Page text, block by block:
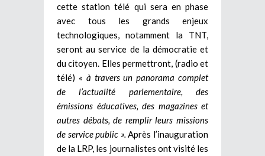
cette station télé qui sera en phase
avec tous les grands enjeux
technologiques, notamment la TNT,
seront au service de la démocratie et
du citoyen. Elles permettront, (radio et
télé) « à travers un panorama complet
de l’actualité parlementaire, des
émissions éducatives, des magazines et
autres débats, de remplir leurs missions
de service public ». Après l’inauguration
de la LRP, les journalistes ont visité les